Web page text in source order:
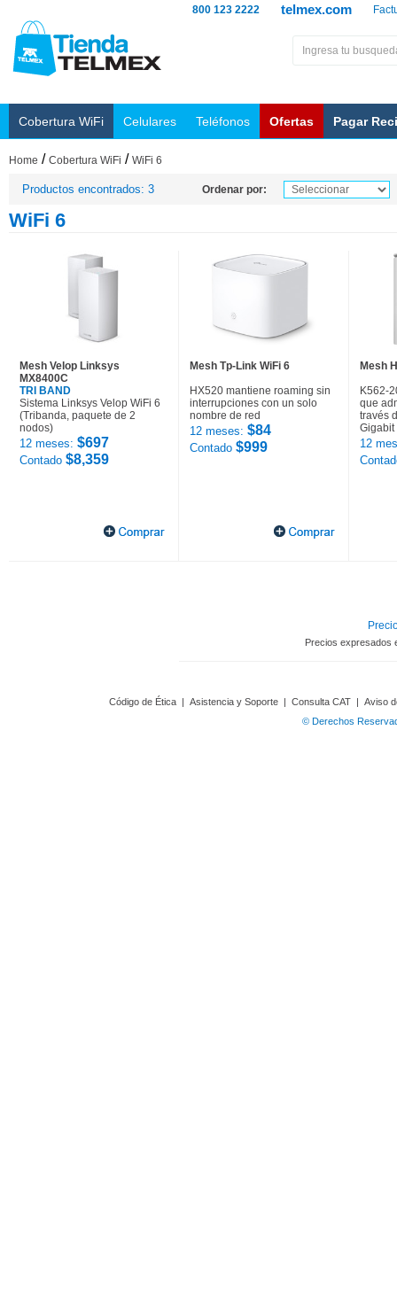
telmex.com
800 123 2222
Cobertura WiFi Celulares Teléfonos Ofertas Pagar
Home / Cobertura WiFi / WiFi 6
Productos encontrados: 3 Ordenar por:
WiFi 6
Mesh Velop Linksys
MX8400C
TRI BAND
Sistema Linksys Velop WiFi 6
(Tribanda, paquete de 2
nodos)
12 meses: $697
Contado $8,359
Mesh Tp-Link WiFi 6
HX520 mantiene roaming sin
interrupciones con un solo
nombre de red
12 meses: $84
Contado $999
Mesh
K562-
que
través
Gigabit
12
Precios expresados
Código de Ética | Asistencia y Soporte | Consulta CAT | Aviso
© Derechos